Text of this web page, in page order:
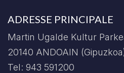
ADRESSE PRINCIPALE
Martin Ugalde Kultur
20140 ANDOAIN
Tel: 943 591200